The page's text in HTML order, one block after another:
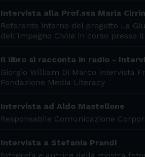
Intervista alla Prof.ssa Maria
Referente interno del progetto La
dell'Impegno Civile in corso presso
Il libro si racconta in radio -
Giorgio William Di Marco intervista
Fondazione Media Literacy
Intervista ad Aldo Mastellone
Responsabile Comunicazione
Intervista a Stefania Prandi